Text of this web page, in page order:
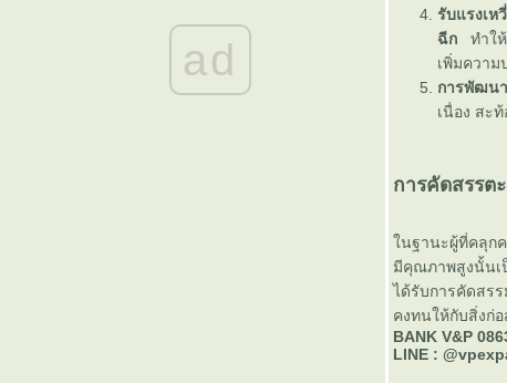
ตะแกรงฉีก XS-42 คืออะไร เหมาะกับงานแบบ
ad
รับแรงเ
ฉีก ทำใ
เพิ่มความ
การพัฒน
เนื่อง สะ
การคัดสรรต
นฐานะผู้ที่คลุกค
มีคุณภาพสูงนั้นเ
ได้รับการคัดสร
คงทนให้กับสิ่งก่
BANK V&P
LINE :